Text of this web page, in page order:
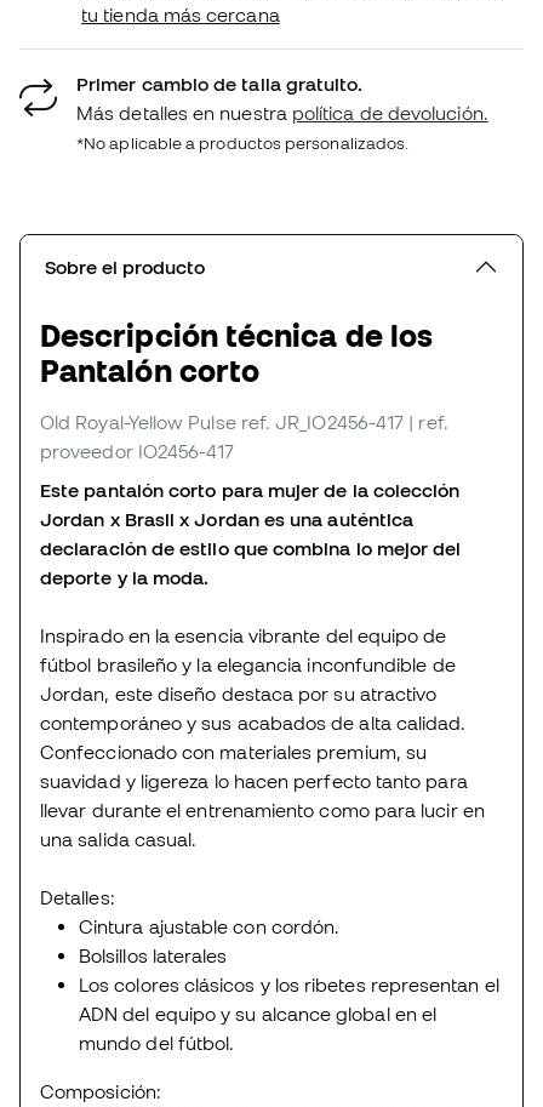
tu tienda más cercana
Primer cambio de talla gratuito.
Más detalles en nuestra política de devolución.
*No aplicable a productos personalizados.
Sobre el producto
Descripción técnica de los
Pantalón corto
Old Royal-Yellow Pulse ref. JR_IO2456-417 | ref.
proveedor IO2456-417
Este pantalón corto para mujer de la colección
Jordan x Brasil x Jordan es una auténtica
declaración de estilo que combina lo mejor del
deporte y la moda.
Inspirado en la esencia vibrante del equipo de
fútbol brasileño y la elegancia inconfundible de
Jordan, este diseño destaca por su atractivo
contemporáneo y sus acabados de alta calidad.
Confeccionado con materiales premium, su
suavidad y ligereza lo hacen perfecto tanto para
llevar durante el entrenamiento como para lucir en
una salida casual.
Detalles:
Cintura ajustable con cordón.
Bolsillos laterales
Los colores clásicos y los ribetes representan el
ADN del equipo y su alcance global en el
mundo del fútbol.
Composición: